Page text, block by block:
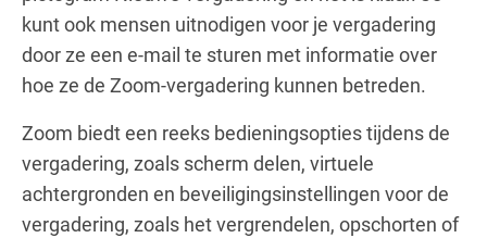
kunt ook mensen uitnodigen voor je vergadering
door ze een e-mail te sturen met informatie over
hoe ze de Zoom-vergadering kunnen betreden.
Zoom biedt een reeks bedieningsopties tijdens de
vergadering, zoals scherm delen, virtuele
achtergronden en beveiligingsinstellingen voor de
vergadering, zoals het vergrendelen, opschorten of